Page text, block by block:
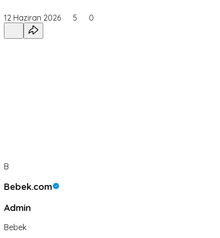
12 Haziran 2026 5 0
B
Bebek.com
Admin
Bebek